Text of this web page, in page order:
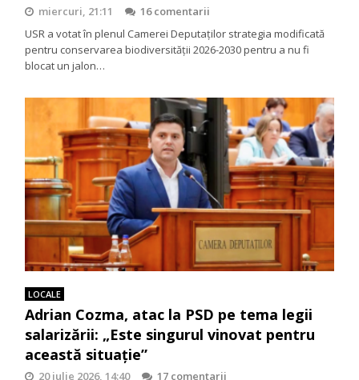
miercuri, 21:11
16 comentarii
USR a votat în plenul Camerei Deputaților strategia modificată
pentru conservarea biodiversității 2026-2030 pentru a nu fi
blocat un jalon…
LOCALE
Adrian Cozma, atac la PSD pe tema legii
salarizării: „Este singurul vinovat pentru
această situație”
20 iulie 2026, 14:40
17 comentarii